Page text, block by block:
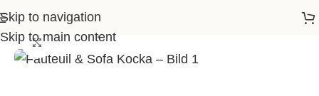
Skip to navigation
Skip to main content
Startseite> Shop>
Klick zum Vergrößern